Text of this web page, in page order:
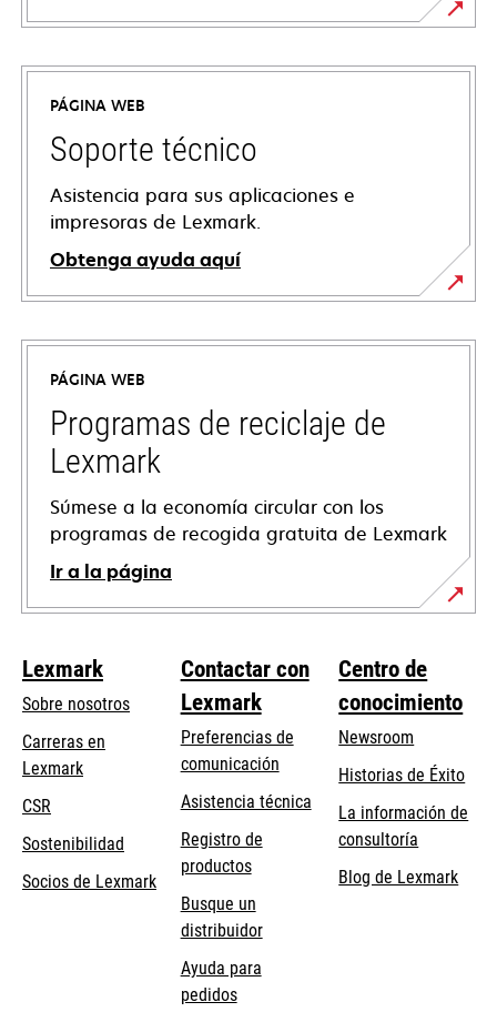
PÁGINA WEB
Soporte técnico
Asistencia para sus aplicaciones e
impresoras de Lexmark.
Obtenga ayuda aquí
se
abre
una
pestaña
nueva
PÁGINA WEB
Programas de reciclaje de
Lexmark
Súmese a la economía circular con los
programas de recogida gratuita de Lexmark
Ir a la página
Lexmark
Sobre nosotros
Carreras en
Lexmark
CSR
Sostenibilidad
Socios de Lexmark
Contactar con
Lexmark
Preferencias de
comunicación
se
abre
en
una
pestaña
nueva
Asistencia técnicase
abre
Registro de
productos
Busque un
distribuidor
Ayuda para
pedidos
Centro de
conocimiento
Newsroom
Historias de Éxito
La información de
consultoría
Blog de Lexmark